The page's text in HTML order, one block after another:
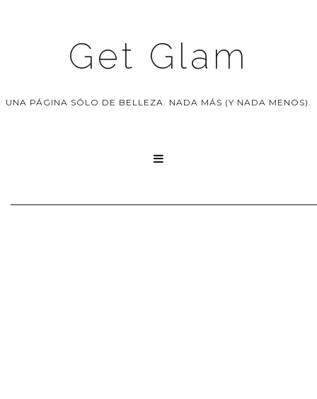
Get Glam
UNA PÁGINA SÓLO DE BELLEZA. NADA MÁS (Y NADA MENOS).
